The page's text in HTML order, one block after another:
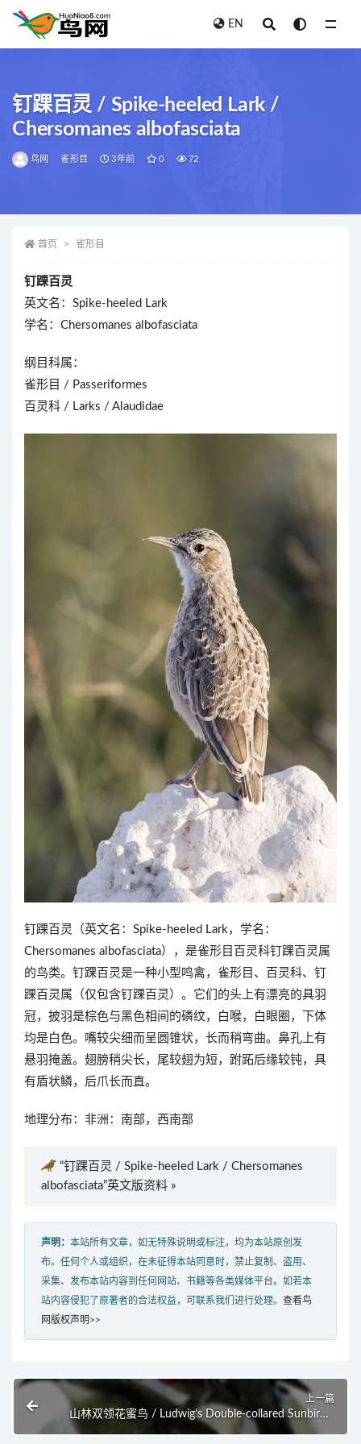
EN
钉踝百灵 / Spike-heeled Lark /
Chersomanes albofasciata
鸟网 雀形目 3年前 0 72
首页 雀形目
钉踝百灵
英文名：Spike-heeled Lark
学名：Chersomanes albofasciata
纲目科属：
雀形目 / Passeriformes
百灵科 / Larks / Alaudidae
钉踝百灵（英文名：Spike-heeled Lark，学名：
Chersomanes albofasciata），是雀形目百灵科钉踝百灵属
的鸟类。钉踝百灵是一种小型鸣禽，雀形目、百灵科、钉
踝百灵属（仅包含钉踝百灵）。它们的头上有漂亮的具羽
冠，披羽是棕色与黑色相间的磷纹，白喉，白眼圈，下体
均是白色。嘴较尖细而呈圆锥状，长而稍弯曲。鼻孔上有
悬羽掩盖。翅膀稍尖长，尾较翅为短，跗跖后缘较钝，具
有盾状鳞，后爪长而直。
地理分布：非洲：南部，西南部
“钉踝百灵 / Spike-heeled Lark / Chersomanes
albofasciata”英文版资料 »
声明： 本站所有文章，如无特殊说明或标注，均为本站原创发
布。任何个人或组织，在未征得本站同意时，禁止复制、盗用、
采集、发布本站内容到任何网站、书籍等各类媒体平台。如若本
站内容侵犯了原著者的合法权益，可联系我们进行处理。 查看鸟
网版权声明>>
上一篇
山林双领花蜜鸟 / Ludwig’s Double-collared Sunbird /
Cinnyris ludovicensis